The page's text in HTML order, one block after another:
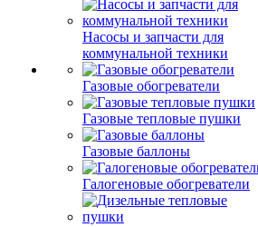
Насосы и запчасти для
коммунальной техники
Газовые обогреватели
Газовые тепловые пушки
Газовые баллоны
Галогеновые обогреватели